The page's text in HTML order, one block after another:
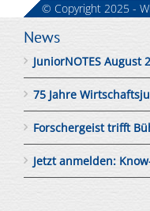
News
JuniorNOTES August
75 Jahre
Forschergeist trifft
Jetzt anmelden:
© Copyright 2025 -